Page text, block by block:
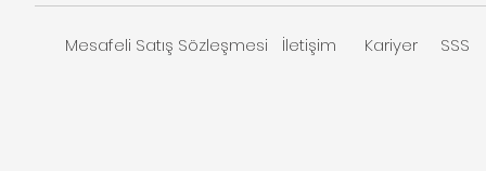
Mesafeli Satış Sözleşmesi İletişim Kariyer SSS